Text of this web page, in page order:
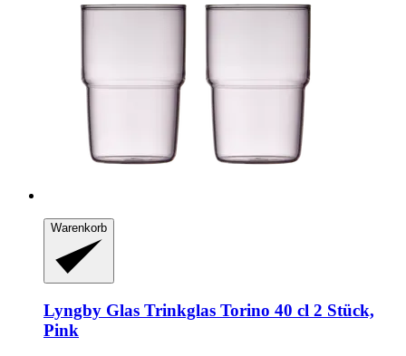
Warenkorb
Lyngby Glas Trinkglas Torino 40 cl 2 Stück,
Pink